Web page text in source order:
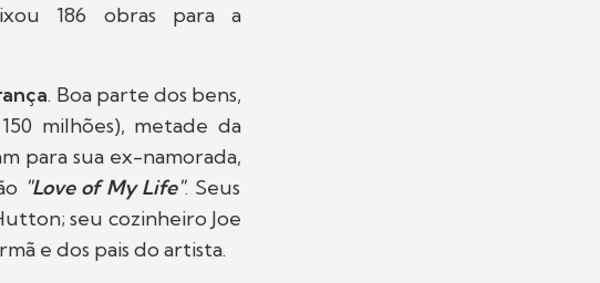
186 obras para a
. Boa parte dos bens,
milhões), metade da
para sua ex-namorada,
"Love of My Life". Seus
seu cozinheiro Joe
e dos pais do artista.